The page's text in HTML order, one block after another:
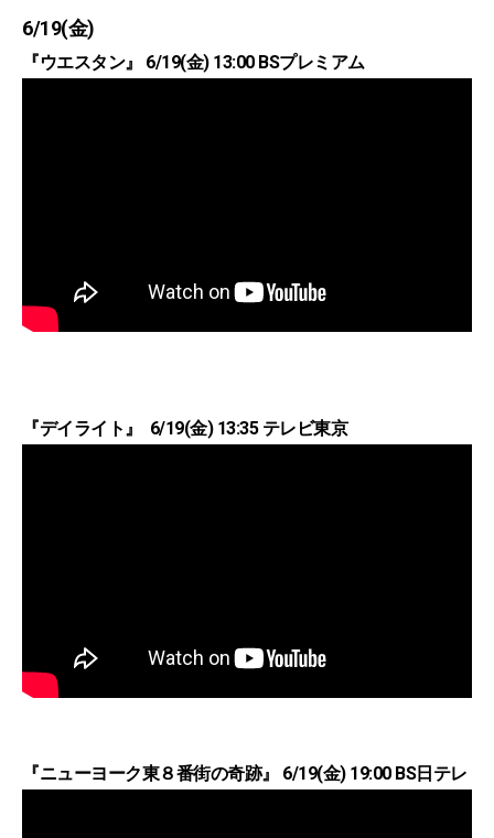
6/19(金)
『ウエスタン』 6/19(金) 13:00 BSプレミアム
『デイライト』 6/19(金) 13:35 テレビ東京
『ニューヨーク東８番街の奇跡』 6/19(金) 19:00 BS日テレ